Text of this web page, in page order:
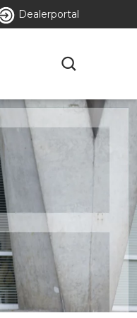
Dealerportal